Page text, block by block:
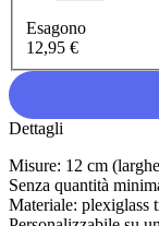
Esagono
12,95 €
Dettagli
Misure: 12 cm
Senza quantità
Materiale: plexiglass